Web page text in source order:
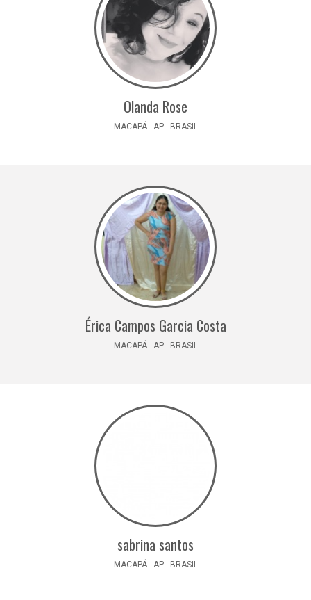
Olanda Rose
MACAPÁ - AP - BRASIL
Érica Campos Garcia Costa
MACAPÁ - AP - BRASIL
sabrina santos
MACAPÁ - AP - BRASIL